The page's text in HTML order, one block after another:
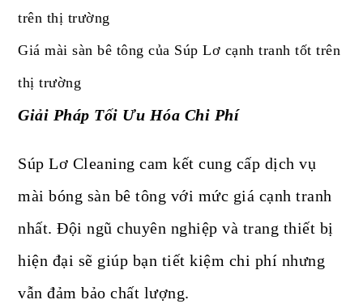
Giá mài sàn bê tông của Súp Lơ cạnh tranh tốt trên
thị trường
Giải Pháp Tối Ưu Hóa Chi Phí
Súp Lơ Cleaning cam kết cung cấp dịch vụ
mài bóng sàn bê tông với mức giá cạnh tranh
nhất. Đội ngũ chuyên nghiệp và trang thiết bị
hiện đại sẽ giúp bạn tiết kiệm chi phí nhưng
vẫn đảm bảo chất lượng.